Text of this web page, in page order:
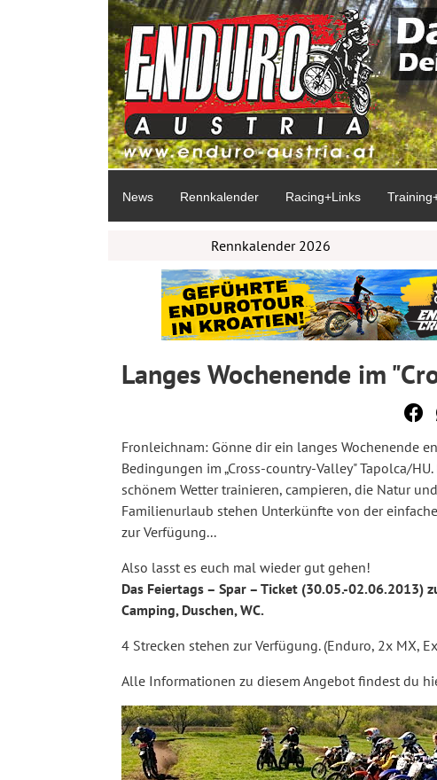
News Rennkalender Racing+Links
Rennkalender 2026
Langes Wochenende im
Fronleichnam: Gönne dir ein langes Wochenende
Bedingungen im „Cross-country-Valley" Tapolca/
schönem Wetter trainieren, campieren, die Natur
Familienurlaub stehen Unterkünfte von der
zur Verfügung...
Also lasst es euch mal wieder gut gehen!
Das Feiertags – Spar – Ticket (30.05.-02.06.2013)
Camping, Duschen, WC.
4 Strecken stehen zur Verfügung. (Enduro, 2x MX,
Alle Informationen zu diesem Angebot findest du